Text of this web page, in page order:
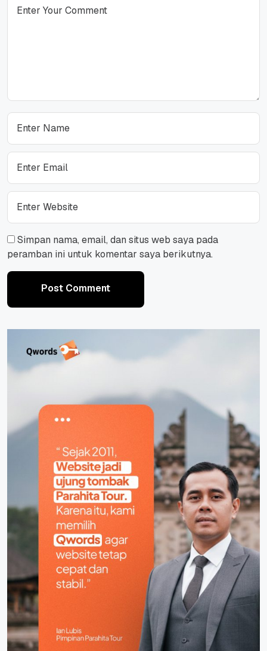
Simpan nama, email, dan situs web saya pada
peramban ini untuk komentar saya berikutnya.
Post Comment